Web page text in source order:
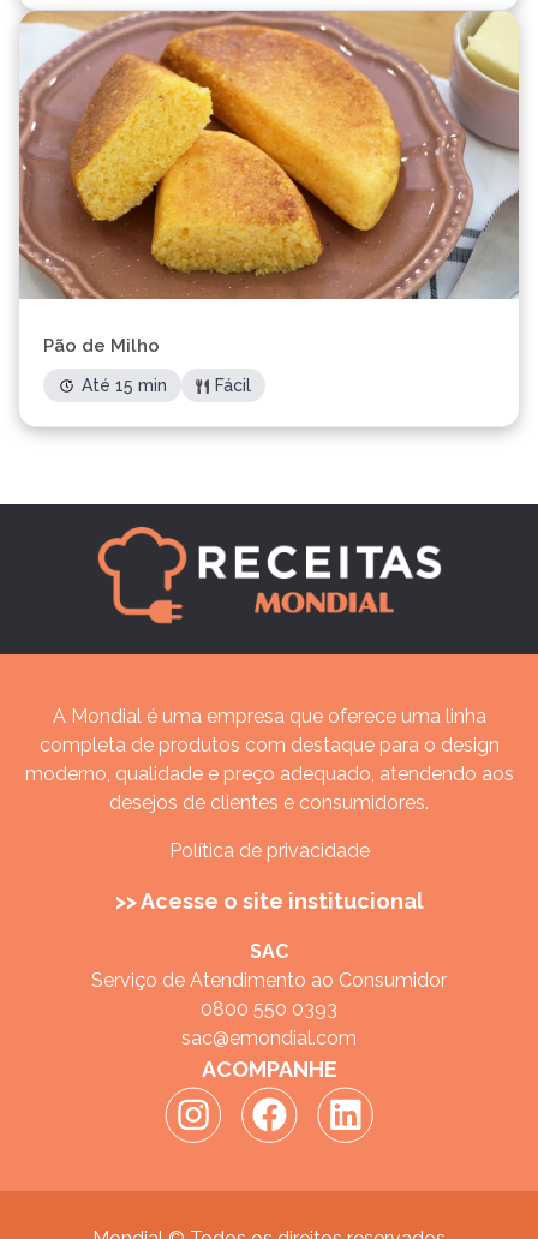
Pão de Milho
Até 15 min Fácil
A Mondial é uma empresa que oferece uma linha
completa de produtos com destaque para o design
moderno, qualidade e preço adequado, atendendo aos
desejos de clientes e consumidores.
Política de privacidade
>> Acesse o site institucional
SAC
Serviço de Atendimento ao Consumidor
0800 550 0393
sac@emondial.com
ACOMPANHE